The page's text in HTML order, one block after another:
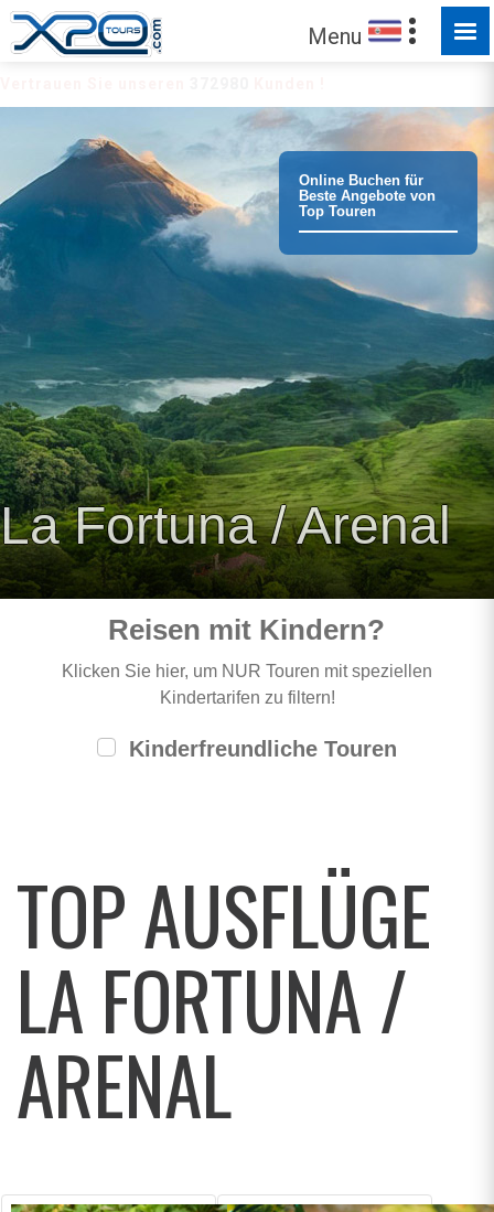
Menu
Online Buchen für
Beste Angebote von
Top Touren
La Fortuna / Arenal
Reisen mit Kindern?
Klicken Sie hier, um NUR Touren mit speziellen
Kindertarifen zu filtern!
Kinderfreundliche Touren
TOP AUSFLÜGE
LA FORTUNA /
ARENAL